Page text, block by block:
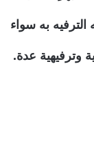
الترفيه به سواء
وترفيهية عدة.